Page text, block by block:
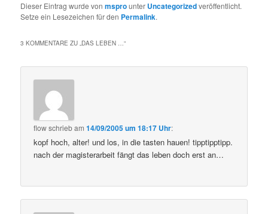
Dieser Eintrag wurde vonmsprounter Uncategorizedveröffentlicht.
Setze ein Lesezeichen für den Permalink.
3 KOMMENTARE ZU „ DAS LEBEN …“
flowschriebam14/09/2005 um 18:17 Uhr:
kopf hoch, alter! und los, in die tasten hauen! tipptipptipp.
nach der magisterarbeit fängt das leben doch erst an…